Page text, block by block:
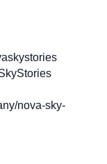
nova-sky-